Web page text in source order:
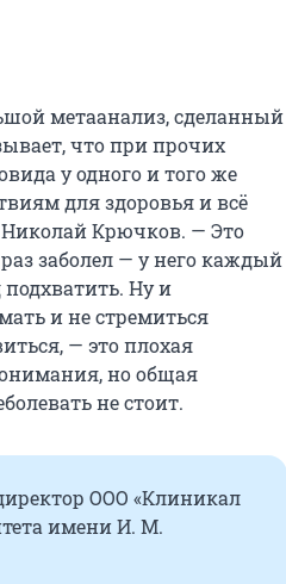
метаанализ, сделанный
что при прочих
у одного и того же
для здоровья и всё
Крючков. — Это
заболел — у него каждый
Ну и
и не стремиться
— это плохая
но общая
не стоит.
ООО «Клиникал
имени И. М.